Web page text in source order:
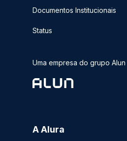
Documentos Institucionais
Status
Uma empresa do grupo Alun
A Alura